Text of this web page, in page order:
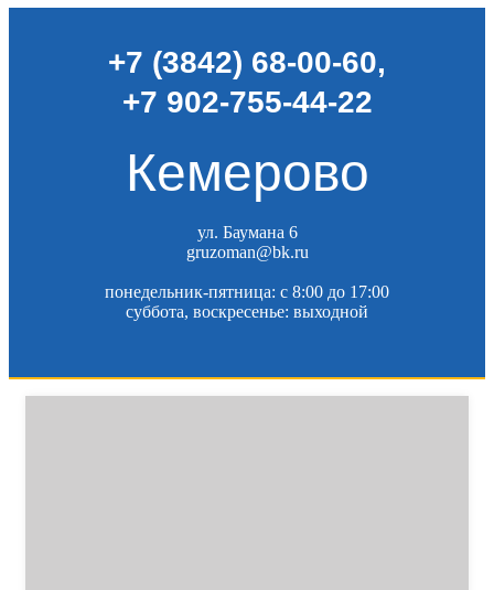
+7 (3842) 68-00-60,
+7 902-755-44-22
Кемерово
ул. Баумана 6
gruzoman@bk.ru
понедельник-пятница: c 8:00 до 17:00
суббота, воскресенье: выходной